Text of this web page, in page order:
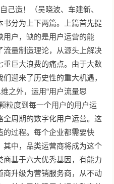
己造！（吴晓波、车建新、
分为上下两篇。上篇首先提
户，缺的是用户运营的能
流量制造理论，从源头上解决
重巨大浪费的痛点。由于大数
迎来了历史性的重大机遇，
之外，运用“用户流量思
粒度到每一个用户的用户运
全周期的数字化用户运营。这
的过程。每个企业都需要快
中，品类运营商将成为这个
基于六大优秀基因，有能力
商升级为营销服务商，从不动